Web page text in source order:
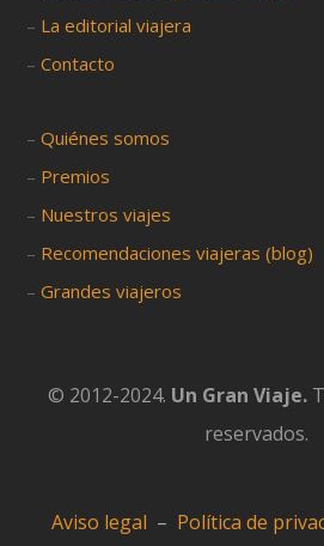
– La editorial viajera
–Contacto
–Quiénes somos
– Premios
– Nuestros viajes
– Recomendaciones viajeras (blog)
–Grandes viajeros
© 2012-2024. Un Gran Viaje.
reservados.
Aviso legal – Política de